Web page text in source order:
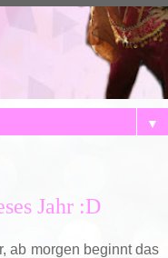
▼
Jahr :D
ab morgen beginnt das